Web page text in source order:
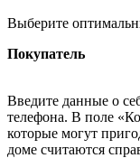
Выберите
Покупатель
Введите данные о
телефона. В поле
которые могут
доме считаются